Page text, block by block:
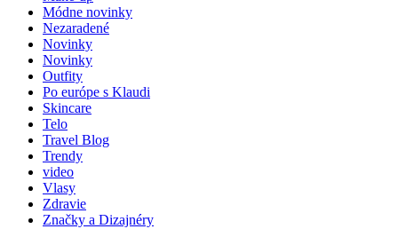
Módne novinky
Nezaradené
Novinky
Novinky
Outfity
Po európe s Klaudi
Skincare
Telo
Travel Blog
Trendy
video
Vlasy
Zdravie
Značky a Dizajnéry